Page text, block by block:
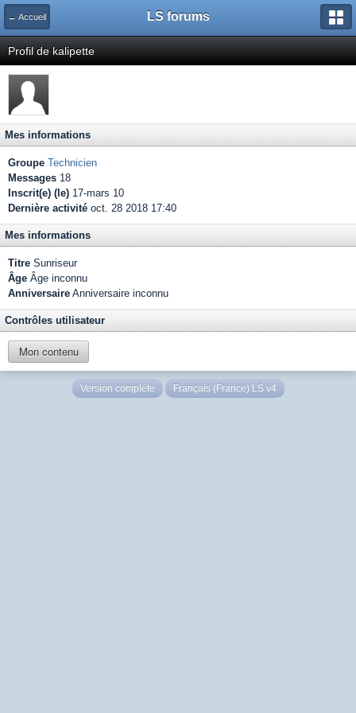
← Accueil LS forums
Profil de kalipette
Mes informations
Groupe Technicien
Messages 18
Inscrit(e) (le) 17-mars 10
Dernière activité oct. 28 2018 17:40
Mes informations
Titre Sunriseur
Âge Âge inconnu
Anniversaire Anniversaire inconnu
Contrôles utilisateur
Mon contenu
Version complète Français (France) LS v4